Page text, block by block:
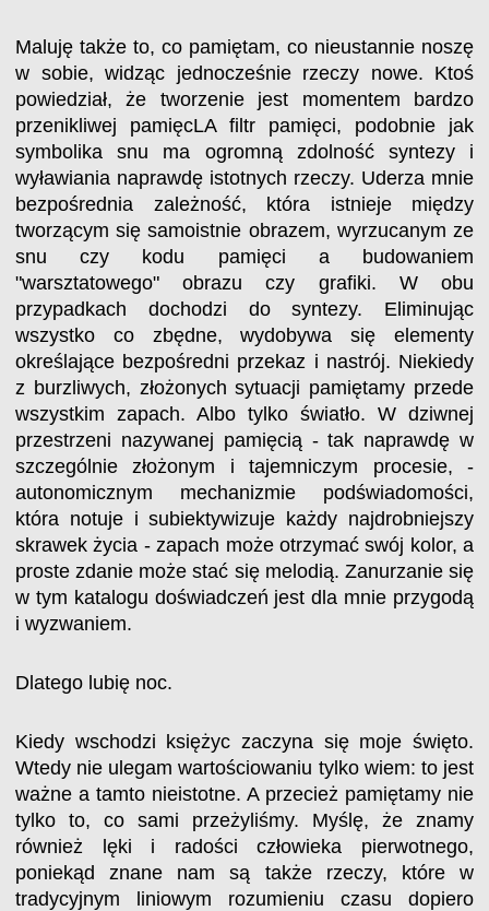
Maluję także to, co pamiętam, co nieustannie noszę
w sobie, widząc jednocześnie rzeczy nowe. Ktoś
powiedział, że tworzenie jest momentem bardzo
przenikliwej pamięcLA filtr pamięci, podobnie jak
symbolika snu ma ogromną zdolność syntezy i
wyławiania naprawdę istotnych rzeczy. Uderza mnie
bezpośrednia zależność, która istnieje między
tworzącym się samoistnie obrazem, wyrzucanym ze
snu czy kodu pamięci a budowaniem
"warsztatowego" obrazu czy grafiki. W obu
przypadkach dochodzi do syntezy. Eliminując
wszystko co zbędne, wydobywa się elementy
określające bezpośredni przekaz i nastrój. Niekiedy
z burzliwych, złożonych sytuacji pamiętamy przede
wszystkim zapach. Albo tylko światło. W dziwnej
przestrzeni nazywanej pamięcią - tak naprawdę w
szczególnie złożonym i tajemniczym procesie, -
autonomicznym mechanizmie podświadomości,
która notuje i subiektywizuje każdy najdrobniejszy
skrawek życia - zapach może otrzymać swój kolor, a
proste zdanie może stać się melodią. Zanurzanie się
w tym katalogu doświadczeń jest dla mnie przygodą
i wyzwaniem.
Dlatego lubię noc.
Kiedy wschodzi księżyc zaczyna się moje święto.
Wtedy nie ulegam wartościowaniu tylko wiem: to jest
ważne a tamto nieistotne. A przecież pamiętamy nie
tylko to, co sami przeżyliśmy. Myślę, że znamy
również lęki i radości człowieka pierwotnego,
poniekąd znane nam są także rzeczy, które w
tradycyjnym liniowym rozumieniu czasu dopiero